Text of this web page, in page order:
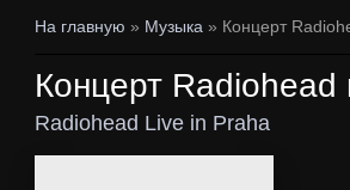
На главную » Музыка » Концерт
Концерт Radiohead
Radiohead Live in Praha